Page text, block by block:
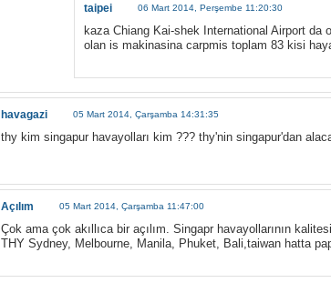
taipei 06 Mart 2014, Perşembe 11:20:30
kaza Chiang Kai-shek International Airport
olan is makinasina carpmis toplam 83 kisi
havagazi 05 Mart 2014, Çarşamba 14:31:35
thy kim singapur havayolları kim ??? thy'nin singapur'dan
Açılım 05 Mart 2014, Çarşamba 11:47:00
Çok ama çok akıllıca bir açılım. Singapr havayollarının
THY Sydney, Melbourne, Manila, Phuket, Bali,taiwan hatta